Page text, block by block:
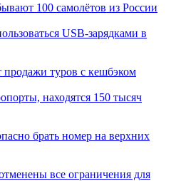
100 самолётов из России
USB-зарядками в
продажи туров с кешбэком
находятся 150 тысяч
брать номер на верхних
все ограничения для